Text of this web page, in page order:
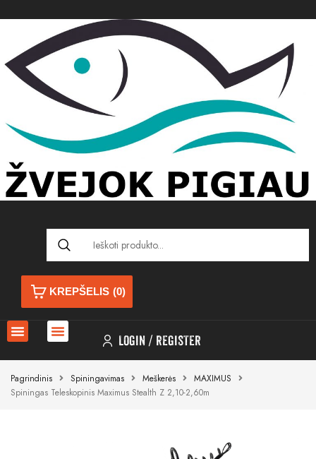
KREPŠELIS (0)
LOGIN REGISTER
Pagrindinis Spiningavimas Meškerės
MAXIMUS
Spiningas Teleskopinis Maximus Stealth Z 2,10-2,60m